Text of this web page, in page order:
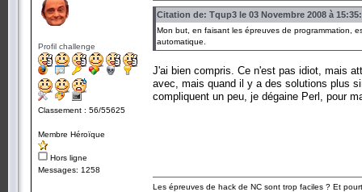
Profil challenge
Classement : 56/55625
Membre Héroïque
Hors ligne
Messages: 1258
Citation de: Tqup3 le 03 Novembre 2008 à
Mon but, en faisant les épreuves de programmation,
automatique.
J'ai bien compris. Ce n'est pas idiot, mais
avec, mais quand il y a des solutions plus
compliquent un peu, je dégaine Perl, pour
Les épreuves de hack de NC sont trop faciles ? Et